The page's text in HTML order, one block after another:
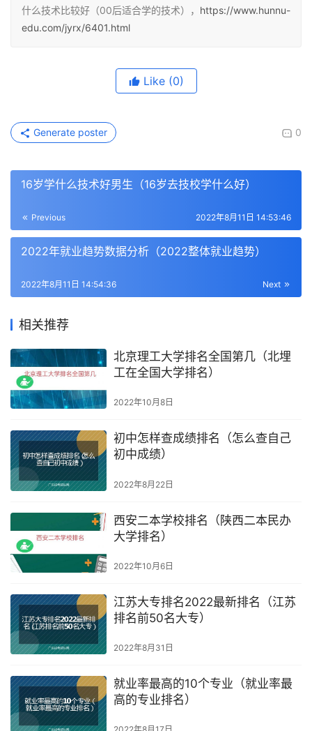
什么技术比较好（00后适合学的技术）， https://www.hunnu-
edu.com/jyrx/6401.html
Like (0)
0
Generate poster
16岁学什么技术好男生（16岁去技校学什么好）
Previous 2022年8月11日 14:53:46
2022年就业趋势数据分析（2022整体就业趋势）
Next
2022年8月11日 14:54:36
相关推荐
北京理工大学排名全国第几（北埋
工在全国大学排名）
2022年10月8日
初中怎样查成绩排名（怎么查自己
初中成绩）
2022年8月22日
西安二本学校排名（陕西二本民办
大学排名）
2022年10月6日
江苏大专排名2022最新排名（江苏
排名前50名大专）
2022年8月31日
就业率最高的10个专业（就业率最
高的专业排名）